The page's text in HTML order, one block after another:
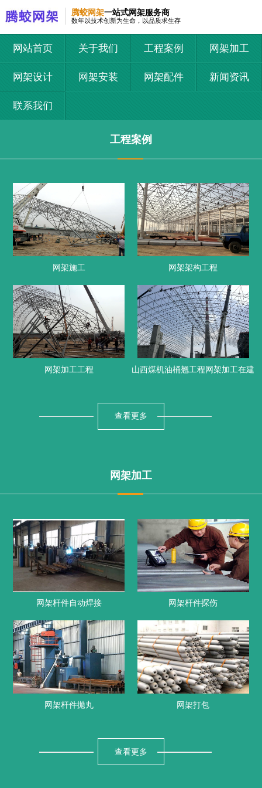
腾蛟网架一站式网架服务商
数年以技术创新为生命，以品质求生存
网站首页 关于我们 工程案例 网架加工
网架设计 网架安装 网架配件 新闻资讯
联系我们
工程案例
网架施工 网架架构工程
网架加工工程 山西煤机油桶翘工程网架加工在建
查看更多
网架加工
网架杆件自动焊接 网架杆件探伤
网架杆件拋丸 网架打包
查看更多